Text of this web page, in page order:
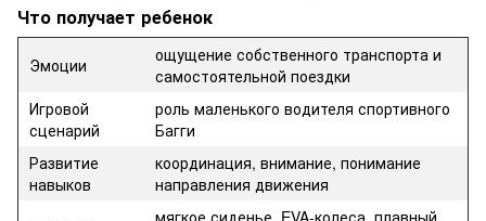
Что получает ребенок
Эмоции
ощущение собственного транспорта и
самостоятельной поездки
Игровой
сценарий
роль маленького водителя спортивного
Багги
Развитие
навыков
координация, внимание, понимание
направления движения